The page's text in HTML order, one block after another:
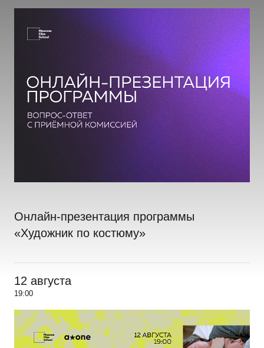
Онлайн-презентация программы
«Художник по костюму»
12 августа
19:00